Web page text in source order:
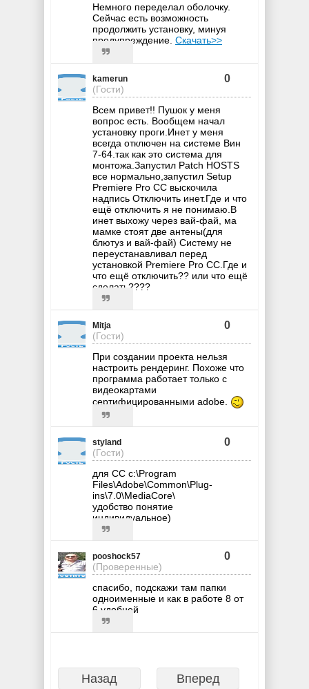
Немного переделал оболочку.
Сейчас есть возможность
продолжить установку, минуя
предупреждение. Скачать>>
kamerun
(Гости)
0
Всем привет!! Пушок у меня
вопрос есть. Вообщем начал
установку проги.Инет у меня
всегда отключен на системе Вин
7-64.так как это система для
монтожа.Запустил Patch HOSTS
все нормально,запустил Setup
Premiere Pro CC выскочила
надпись Отключить инет.Где и что
ещё отключить я не понимаю.В
инет выхожу через вай-фай, ма
мамке стоят две антены(для
блютуз и вай-фай) Систему не
переустанавливал перед
установкой Premiere Pro CC.Где и
что ещё отключить?? или что ещё
сделать????
Mitja
(Гости)
0
При создании проекта нельзя
настроить рендеринг. Похоже что
программа работает только с
видеокартами
сертифицированными adobe.
styland
(Гости)
0
для СС c:\Program
Files\Adobe\Common\Plug-
ins\7.0\MediaCore\
удобство понятие
индивидуальное)
pooshock57
(Проверенные)
0
спасибо, подскажи там папки
одноименные и как в работе 8 от
6 удобней
Назад Вперед